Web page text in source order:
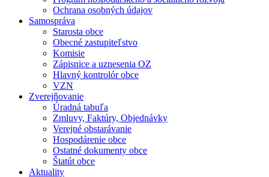
Ochrana osobných údajov
Samospráva
Starosta obce
Obecné zastupiteľstvo
Komisie
Zápisnice a uznesenia OZ
Hlavný kontrolór obce
VZN
Zverejňovanie
Úradná tabuľa
Zmluvy, Faktúry, Objednávky
Verejné obstarávanie
Hospodárenie obce
Ostatné dokumenty obce
Štatút obce
Aktuality